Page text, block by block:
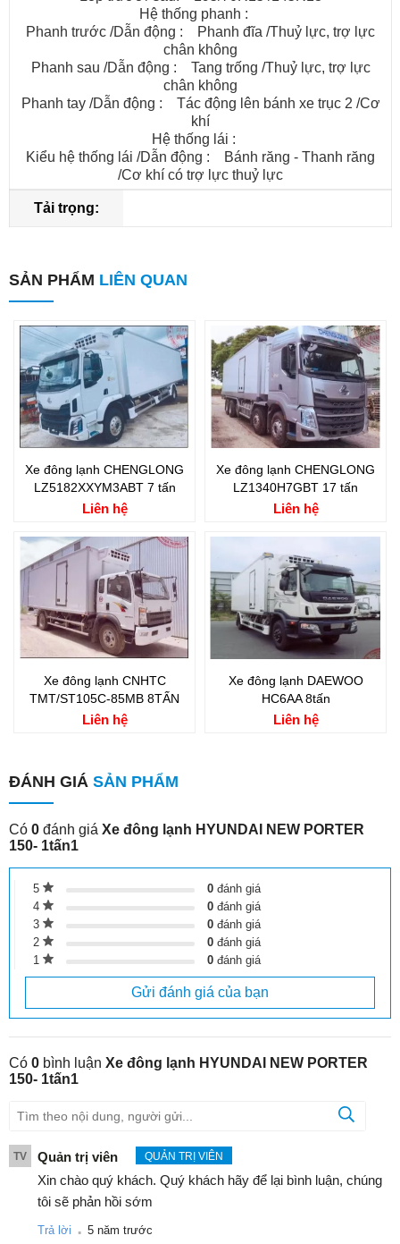
Hệ thống phanh :
Phanh trước /Dẫn động : Phanh đĩa /Thuỷ lực, trợ lực
chân không
Phanh sau /Dẫn động : Tang trống /Thuỷ lực, trợ lực
chân không
Phanh tay /Dẫn động : Tác động lên bánh xe trục 2 /Cơ
khí
Hệ thống lái :
Kiểu hệ thống lái /Dẫn động : Bánh răng - Thanh răng
/Cơ khí có trợ lực thuỷ lực
Tải trọng:
SẢN PHẨM LIÊN QUAN
Xe đông lạnh CHENGLONG
LZ5182XXYM3ABT 7 tấn
Liên hệ
Xe đông lạnh CHENGLONG
LZ1340H7GBT 17 tấn
Liên hệ
Xe đông lạnh CNHTC
TMT/ST105C-85MB 8TẤN
Liên hệ
Xe đông lạnh DAEWOO
HC6AA 8tấn
Liên hệ
ĐÁNH GIÁ SẢN PHẨM
Có 0 đánh giá Xe đông lạnh HYUNDAI NEW PORTER
150- 1tấn1
5 0 đánh giá
4
0 đánh giá
3
0 đánh giá
2
0 đánh giá
1
0 đánh giá
Gửi đánh giá của bạn
Có 0 bình luận Xe đông lạnh HYUNDAI NEW PORTER
150- 1tấn1
TV Quản trị viên QUẢN TRỊ VIÊN
Xin chào quý khách. Quý khách hãy để lại bình luận, chúng
tôi sẽ phản hồi sớm
Trả lời . 5 năm trước